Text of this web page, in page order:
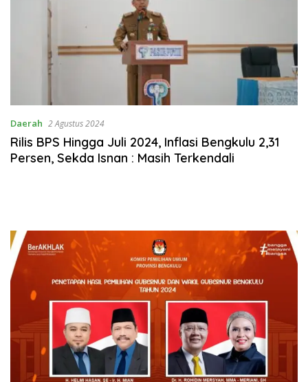
Daerah 2 Agustus 2024
Rilis BPS Hingga Juli 2024, Inflasi Bengkulu 2,31
Persen, Sekda Isnan : Masih Terkendali